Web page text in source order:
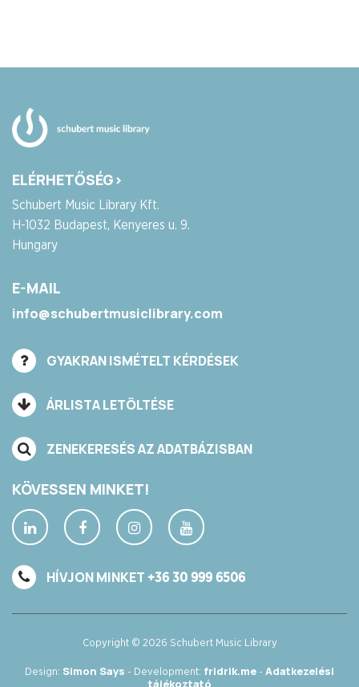
ELÉRHETŐSÉG>
Schubert Music Library Kft.
H-1032 Budapest, Kenyeres u. 9.
Hungary
E-MAIL
info@schubertmusiclibrary.com
GYAKRAN ISMÉTELT KÉRDÉSEK
ÁRLISTA LETÖLTÉSE
ZENEKERESÉS AZ ADATBÁZISBAN
KÖVESSEN MINKET!
HÍVJON MINKET +36 30 999 6506
Copyright © 2026 Schubert Music Library
Design: Simon Says - Development: fridrik.me - Adatkezelési
tájékoztató